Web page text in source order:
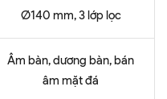
Ø140 mm, 3 lớp lọc
Âm bàn, dương bàn, bán
âm mặt đá